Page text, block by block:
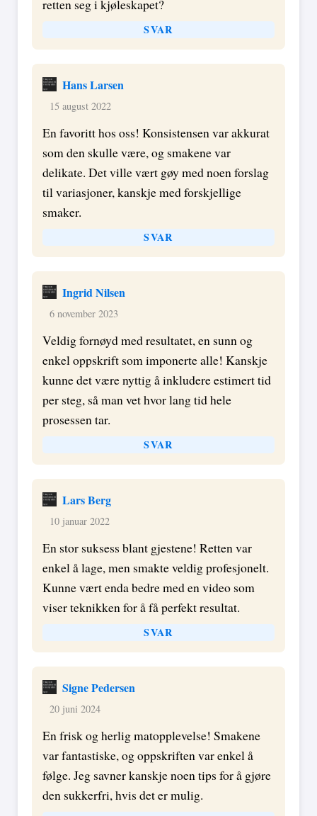
retten seg i kjøleskapet?
SVAR
Hans Larsen
15 august 2022
En favoritt hos oss! Konsistensen var akkurat
som den skulle være, og smakene var
delikate. Det ville vært gøy med noen forslag
til variasjoner, kanskje med forskjellige
smaker.
SVAR
Ingrid Nilsen
6 november 2023
Veldig fornøyd med resultatet, en sunn og
enkel oppskrift som imponerte alle! Kanskje
kunne det være nyttig å inkludere estimert tid
per steg, så man vet hvor lang tid hele
prosessen tar.
SVAR
Lars Berg
10 januar 2022
En stor suksess blant gjestene! Retten var
enkel å lage, men smakte veldig profesjonelt.
Kunne vært enda bedre med en video som
viser teknikken for å få perfekt resultat.
SVAR
Signe Pedersen
20 juni 2024
En frisk og herlig matopplevelse! Smakene
var fantastiske, og oppskriften var enkel å
følge. Jeg savner kanskje noen tips for å gjøre
den sukkerfri, hvis det er mulig.